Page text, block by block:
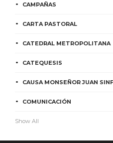
CAMPAÑAS
CARTA PASTORAL
CATEDRAL METROPOLITANA
CATEQUESIS
CAUSA MONSEÑOR JUAN
COMUNICACIÓN
Show All